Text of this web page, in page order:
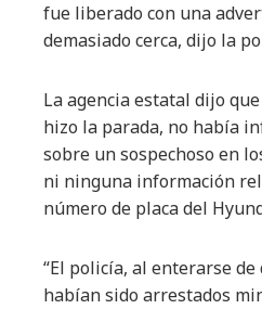
fue liberado con una
demasiado cerca, dijo la
La agencia estatal dijo
hizo la parada, no había
sobre un sospechoso en
ni ninguna información
número de placa del
“El policía, al enterarse
habían sido arrestados